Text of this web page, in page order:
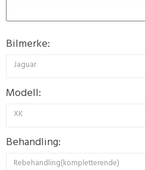
Bilmerke:
Jaguar
Modell:
XK
Behandling:
Rebehandling(kompletterende)